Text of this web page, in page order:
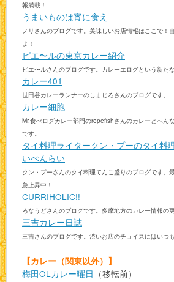
報満載！
うまいものは宵に食え
ノリさんのブログです。美味しいお店情報はここで！
よ！
ピエ〜ルの東京カレー紹介
ピエ〜ルさんのブログです。カレーエログという新た
カレー401
世田谷カレーランナーのしまじろさんのブログです。
カレー細胞
Mr.食べログカレー部門のropefishさんのカレーとへん
です。
タイ料理ライタークン・プーのタイ料
いぺんらい
クン・プーさんのタイ料理てんこ盛りのブログです。
急上昇中！
CURRIHOLIC!!
ろなうどさんのブログです。多摩地方のカレー情報の
三吉カレー日誌
三吉さんのブログです。渋いお店のチョイスにはいつ
【カレー（関東以外）】
梅田OLカレー曜日 （移転前）